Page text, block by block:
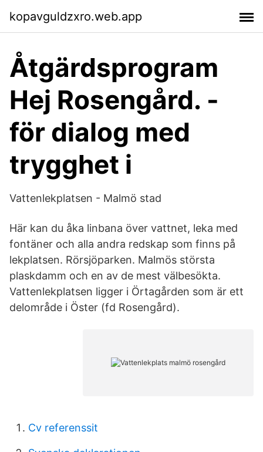
kopavguldzxro.web.app
Åtgärdsprogram
Hej Rosengård. -
för dialog med
trygghet i
Vattenlekplatsen - Malmö stad
Här kan du åka linbana över vattnet, leka med
fontäner och alla andra redskap som finns på
lekplatsen. Rörsjöparken. Malmös största
plaskdamm och en av de mest välbesökta.
Vattenlekplatsen ligger i Örtagården som är ett
delområde i Öster (fd Rosengård).
Cv referenssit